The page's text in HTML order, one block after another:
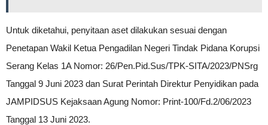
Untuk diketahui, penyitaan aset dilakukan sesuai dengan
Penetapan Wakil Ketua Pengadilan Negeri Tindak Pidana Korupsi
Serang Kelas 1A Nomor: 26/Pen.Pid.Sus/TPK-SITA/2023/PNSrg
Tanggal 9 Juni 2023 dan Surat Perintah Direktur Penyidikan pada
JAMPIDSUS Kejaksaan Agung Nomor: Print-100/Fd.2/06/2023
Tanggal 13 Juni 2023.